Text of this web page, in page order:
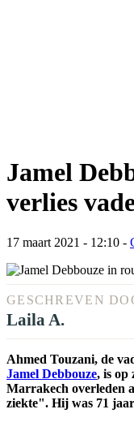
Jamel
verlies
17 maart 2021 - 12:10 -
GESCHREVEN
Laila A.
Ahmed Touzani, de
Jamel Debbouze, is op
Marrakech overleden
ziekte". Hij was 71